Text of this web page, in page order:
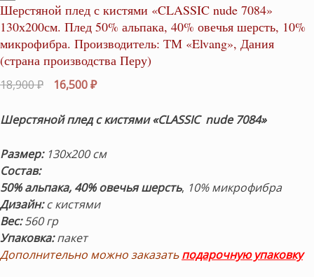
Шерстяной плед с кистями «CLASSIC nude 7084»
130х200см. Плед 50% альпака, 40% овечья шерсть, 10%
микрофибра. Производитель: ТМ «Elvang», Дания
(страна производства Перу)
18,900₽
Первоначальная
составляла
16,500₽Текущая
16,500 ₽.
Шерстяной плед с кистями «CLASSIC nude 7084»
Размер:130х200 см
Состав:
50% альпака, 40% овечья шерсть, 10% микрофибра
Дизайн:с кистями
Вес:560 гр
Упаковка:пакет
Дополнительно можно заказать подарочную упаковку